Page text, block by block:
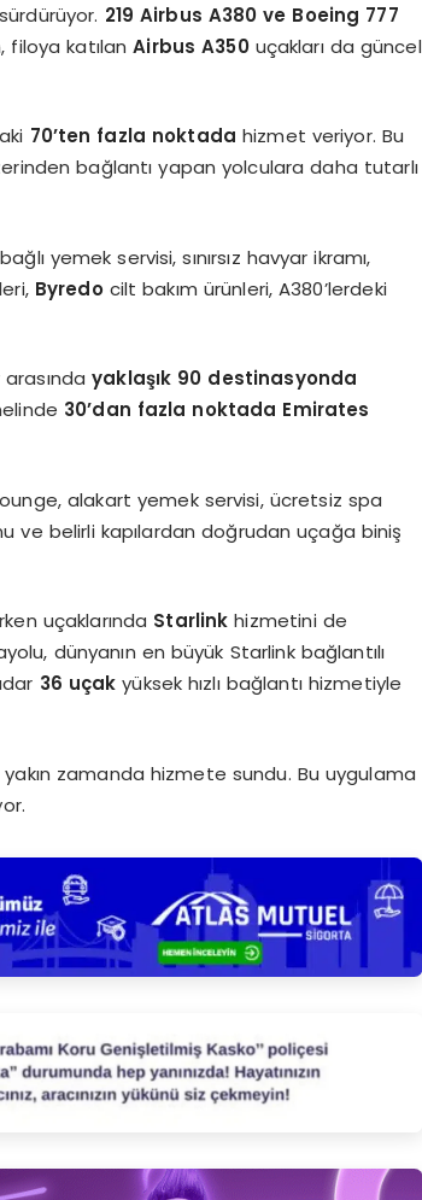
219 Airbus A380 ve Boeing 777
filoya katılanAirbus A350uçakları da güncel
70’ten fazla noktada hizmet veriyor. Bu
bağlantı yapan yolculara daha tutarlı
yemek servisi, sınırsız havyar ikramı,
Byredocilt bakım ürünleri, A380’lerdeki
arasındayaklaşık 90 destinasyonda
30’dan fazla noktada Emirates
alakart yemek servisi, ücretsiz spa
ve belirli kapılardan doğrudan uçağa biniş
uçaklarında Starlink hizmetini de
dünyanın en büyük Starlink bağlantılı
36 uçak yüksek hızlı bağlantı hizmetiyle
zamanda hizmete sundu. Bu uygulama